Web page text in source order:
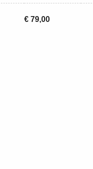
€ 79,00